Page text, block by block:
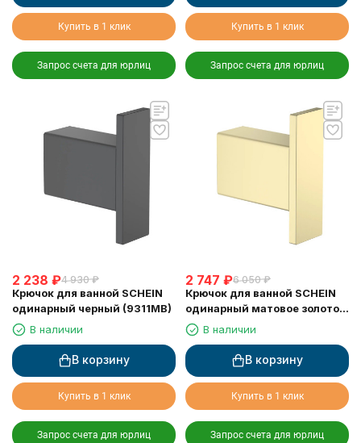
Купить в 1 клик
Запрос счета для юрлиц
Купить в 1 клик
Запрос счета для юрлиц
2 238 ₽4 930 ₽
Крючок для ванной SCHEIN
одинарный черный (9311MB)
В наличии
В корзину
Купить в 1 клик
Запрос счета для юрлиц
2 747 ₽6 050 ₽
Крючок для ванной SCHEIN
одинарный матовое золото
(9311BG)
В наличии
В корзину
Купить в 1 клик
Запрос счета для юрлиц